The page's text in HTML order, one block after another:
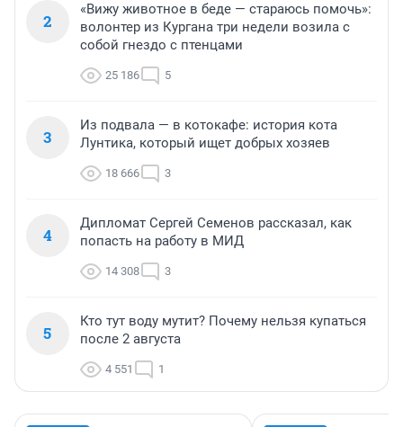
2
«Вижу животное в беде — стараюсь помочь»:
волонтер из Кургана три недели возила с
собой гнездо с птенцами
25 186 5
3
Из подвала — в котокафе: история кота
Лунтика, который ищет добрых хозяев
18 666 3
4
Дипломат Сергей Семенов рассказал, как
попасть на работу в МИД
14 308 3
5
Кто тут воду мутит? Почему нельзя купаться
после 2 августа
4 551 1